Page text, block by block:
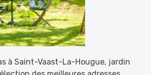
à Saint-Vaast-La-Hougue, jardin